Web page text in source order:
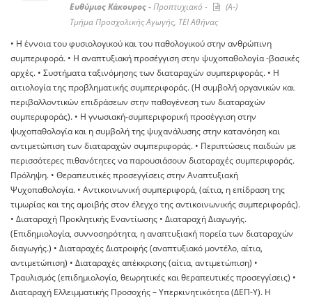
Ευθύμιος Κάκουρος -Προπτυχιακό -
(A-)
Τμήμα Προσχολικής Αγωγής, ΤΕΙ Αθήνας
• Η έννοια του φυσιολογικού και του παθολογικού στην ανθρώπινη
συμπεριφορά. • Η αναπτυξιακή προσέγγιση στην ψυχοπαθολογία -βασικές
αρχές. • Συστήµατα ταξινόµησης των διαταραχών συμπεριφοράς. • Η
αιτιολογία της προβληµατικής συμπεριφοράς. (Η συµβολή οργανικών και
περιβαλλοντικών επιδράσεων στην παθογένεση των διαταραχών
συµπεριφοράς). • Η γνωσιακή-συµπεριφορική προσέγγιση στην
ψυχοπαθολογία και η συµβολή της ψυχανάλυσης στην κατανόηση και
αντιµετώπιση των διαταραχών συµπεριφοράς. • Περιπτώσεις παιδιών µε
περισσότερες πιθανότητες να παρουσιάσουν διαταραχές συµπεριφοράς.
Πρόληψη. • Θεραπευτικές προσεγγίσεις στην Αναπτυξιακή
Ψυχοπαθολογία. • Αντικοινωνική συµπεριφορά, (αίτια, η επίδραση της
τιµωρίας και της αµοιβής στον έλεγχο της αντικοινωνικής συµπεριφοράς).
• ∆ιαταραχή Προκλητικής Εναντίωσης • ∆ιαταραχή Διαγωγής.
(Επιδηµιολογία, συννοσηρότητα, η αναπτυξιακή πορεία των διαταραχών
διαγωγής.) • ∆ιαταραχές ∆ιατροφής (αναπτυξιακό µοντέλο, αίτια,
αντιµετώπιση) • ∆ιαταραχές απέκκρισης (αίτια, αντιµετώπιση) •
Τραυλισµός (επιδηµιολογία, θεωρητικές και θεραπευτικές προσεγγίσεις) •
∆ιαταραχή Ελλειµµατικής Προσοχής – Υπερκινητικότητα (∆ΕΠ-Υ). Η